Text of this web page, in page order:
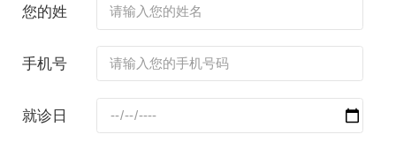
您的姓
手机号
就诊日